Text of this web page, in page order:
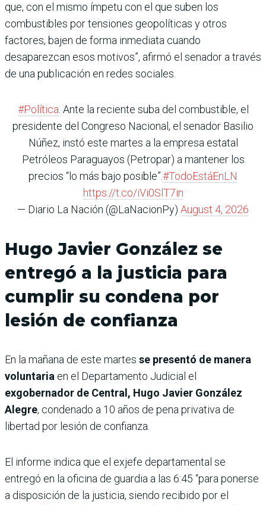
que, con el mismo ímpetu con el que suben los
combustibles por tensiones geopolíticas y otros
factores, bajen de forma inmediata cuando
desaparezcan esos motivos”, afirmó el senador a través
de una publicación en redes sociales.
#Política . Ante la reciente suba del combustible, el
presidente del Congreso Nacional, el senador Basilio
Núñez, instó este martes a la empresa estatal
Petróleos Paraguayos (Petropar) a mantener los
precios “lo más bajo posible”.#TodoEstáEnLN
https://t.co/iVi0SlT7in
— Diario La Nación (@LaNacionPy) August 4, 2026
Hugo Javier González se
entregó a la justicia para
cumplir su condena por
lesión de confianza
En la mañana de este martes se presentó de manera
voluntaria en el Departamento Judicial el
exgobernador de Central, Hugo Javier González
Alegre, condenado a 10 años de pena privativa de
libertad por lesión de confianza.
El informe indica que el exjefe departamental se
entregó en la oficina de guardia a las 6:45 “para ponerse
a disposición de la justicia, siendo recibido por el